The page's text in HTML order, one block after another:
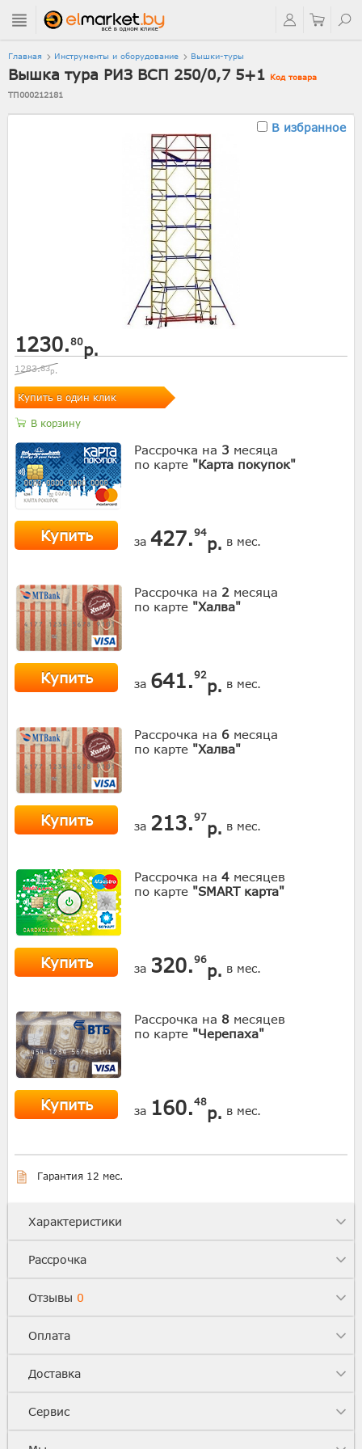
Главная Инструменты и оборудование Вышки-туры
Вышка тура РИЗ ВСП 250/0,7 5+1 Код товара
ТП000212181
В избранное
1230.80р.
1283.83р.
Купить в один клик
В корзину
Рассрочка на 3 месяца
по карте "Карта покупок"
Купить за 427.94
р. в мес.
Рассрочка на 2 месяца
по карте "Халва"
Купить за 641.92
р. в мес.
Рассрочка на 6 месяца
по карте "Халва"
Купить за 213.97
р. в мес.
Рассрочка на 4 месяцев
по карте "SMART карта"
Купить за 320.96
р. в мес.
Рассрочка на 8 месяцев
по карте "Черепаха"
Купить за 160.48
р. в мес.
Гарантия 12 мес.
Характеристики
Рассрочка
Отзывы 0
Оплата
Доставка
Сервис